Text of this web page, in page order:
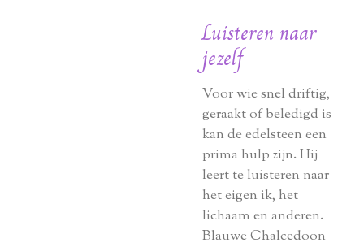
Luisteren naar
jezelf
Voor wie snel driftig,
geraakt of beledigd is
kan de edelsteen een
prima hulp zijn. Hij
leert te luisteren naar
het eigen ik, het
lichaam en anderen.
Blauwe Chalcedoon